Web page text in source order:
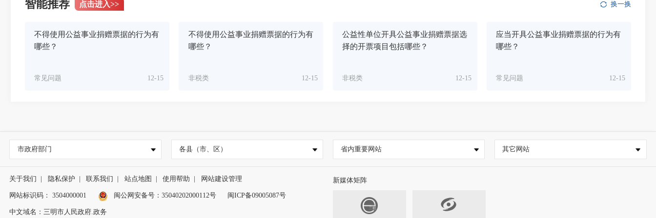
智能推荐 点击进入>> 换一换
不得使用公益事业捐赠票据的行为有
哪些？
12-15
常见问题
不得使用公益事业捐赠票据的行为有
哪些？
12-15
非税类
公益性单位开具公益事业捐赠票据选
择的开票项目包括哪些？
12-15
非税类
应当开具公益事业捐赠票据的行为有
哪些？
12-15
常见问题
市政府部门 各县（市、区） 省内重要网站 其它网站
关于我们 隐私保护 联系我们 站点地图 使用帮助 网站建设管理
网站标识码： 3504000001 闽公网安备号： 35040202000112号 闽ICP备09005087号
中文域名：三明市人民政府.政务
新媒体矩阵